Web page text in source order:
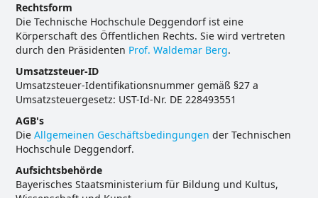
Rechtsform
Die Technische Hochschule Deggendorf ist eine
Körperschaft des Öffentlichen Rechts. Sie wird vertreten
durch den Präsidenten Prof. Waldemar Berg.
Umsatzsteuer-ID
Umsatzsteuer-Identifikationsnummer gemäß §27 a
Umsatzsteuergesetz: UST-Id-Nr. DE 228493551
AGB's
Die Allgemeinen Geschäftsbedingungen der Technischen
Hochschule Deggendorf.
Aufsichtsbehörde
Bayerisches Staatsministerium für Bildung und Kultus,